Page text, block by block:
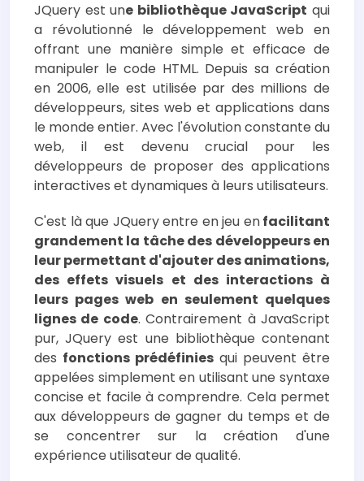
JQuery est une bibliothèque JavaScript qui
a révolutionné le développement web en
offrant une manière simple et efficace de
manipuler le code HTML. Depuis sa création
en 2006, elle est utilisée par des millions de
développeurs, sites web et applications dans
le monde entier. Avec l'évolution constante du
web, il est devenu crucial pour les
développeurs de proposer des applications
interactives et dynamiques à leurs utilisateurs.
C'est là que JQuery entre en jeu enfacilitant
grandement la tâche des développeurs en
leur permettant d'ajouter des animations,
des effets visuels et des interactions à
leurs pages web en seulement quelques
lignes de code. Contrairement à JavaScript
pur, JQuery est une bibliothèque contenant
des fonctions prédéfinies qui peuvent être
appelées simplement en utilisant une syntaxe
concise et facile à comprendre. Cela permet
aux développeurs de gagner du temps et de
se concentrer sur la création d'une
expérience utilisateur de qualité.